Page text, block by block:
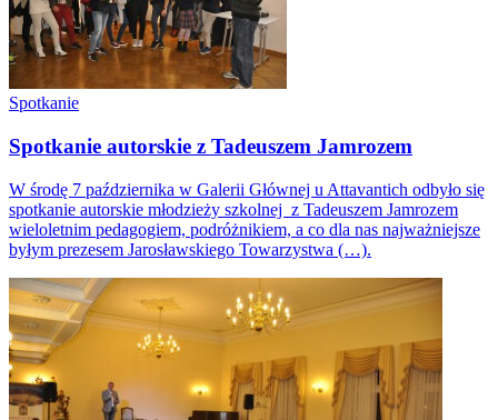
Spotkanie
Spotkanie autorskie z Tadeuszem Jamrozem
W środę 7 października w Galerii Głównej u Attavantich odbyło się
spotkanie autorskie młodzieży szkolnej z Tadeuszem Jamrozem
wieloletnim pedagogiem, podróżnikiem, a co dla nas najważniejsze
byłym prezesem Jarosławskiego Towarzystwa (…).